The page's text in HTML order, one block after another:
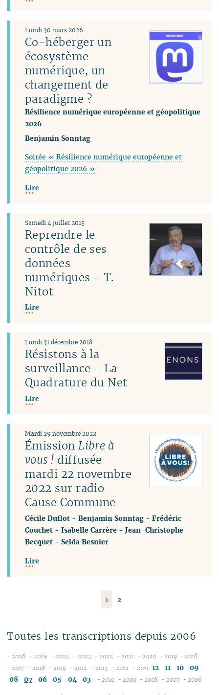
Co-héberger un
écosystème
numérique, un
changement de
paradigme ?
Résilience numérique européenne et géopolitique
2026
Lundi 30 mars 2026
Benjamin Sonntag
Soirée « Résilience numérique européenne et
géopolitique 2026 »
Lire
Reprendre le
contrôle de ses
données
numériques - T.
Nitot
Samedi 4 juillet 2015
Lire
Résistons à la
surveillance - La
Quadrature du Net
Lundi 31 décembre 2018
Lire
ÉmissionLibre à
vous ! diffusée
mardi 22 novembre
2022 sur radio
Cause Commune
Mardi 29 novembre 2022
Cécile Duflot -Benjamin Sonntag -Frédéric
Couchet -Isabelle Carrère -Jean-Christophe
Becquet -Selda Besnier
Lire
1 2
Toutes les transcriptions depuis 2006
- 2026 - 2025
11
- 2024
11
- 2023 - 2022 - 2021 - 2020 - 2019
12
- 2018
- 2017 - 2016
12
- 2015
12
- 2014 - 2013 - 2012 - 2011 12 11 10
09
08
07 06 05 04 03 - 2010 - 2009 - 2008 - 2007 - 2006